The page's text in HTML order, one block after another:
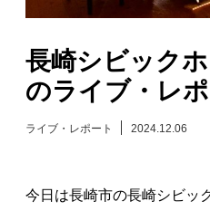
オンライン・ショップ
ギャラリー
日々のレポート
長崎シビックホ
のライブ・レ
ライブ・レポート 2024.12.06
今日は長崎市の長崎シビッ